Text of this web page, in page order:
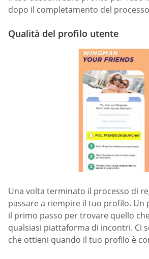
dopo il completamento del
Qualità del profilo utente
Una volta terminato il processo di
passare a riempire il tuo profilo. Un
il primo passo per trovare quello
qualsiasi piattaforma di incontri. Ci
che ottieni quando il tuo profilo è